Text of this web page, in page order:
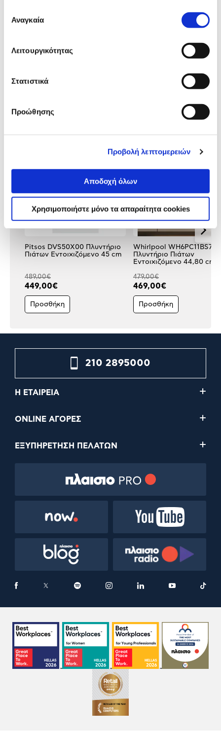
συγκατάθεσης
Αναγκαία
Λειτουργικότητας
Στατιστικά
Προώθησης
Προβολή λεπτομερειών
Αποδοχή όλων
Χρησιμοποιήστε μόνο τα απαραίτητα cookies
παρουσίαση
Αναλυτική παρουσίαση
προϊόντος
Χαρακτηριστικά
Αξιολογήσεις
Αξιολογήσεις
Pitsos DVS50X00 Πλυντήριο
Πιάτων Εντοιχιζόμενο 45 cm
489,00€
449,00€
Προσθήκη
Whirlpool WH6PC11BS7A0
Πλυντήριο Πιάτων
Εντοιχιζόμενο 44,80 cm
479,00€
469,00€
Προσθήκη
210 2895000
Η ΕΤΑΙΡΕΙΑ
ONLINE ΑΓΟΡΕΣ
ΕΞΥΠΗΡΕΤΗΣΗ ΠΕΛΑΤΩΝ